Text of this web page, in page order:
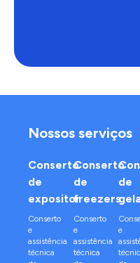
Nossos serviços
Conserto
de
expositor
Conserto
e
assistência
técnica
Conserto
de
freezers
Conserto
e
assistência
técnica
de
e